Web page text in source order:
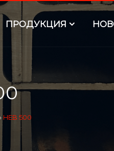
ПРОДУКЦИЯ
HEB 500